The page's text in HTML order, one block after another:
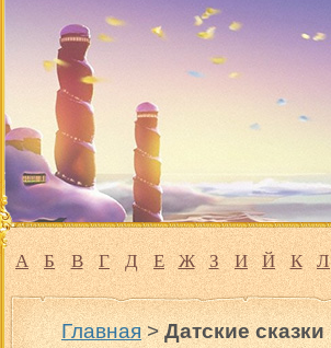
А Б В Г Д Е Ж З И Й К Л
Главная>Датские сказки